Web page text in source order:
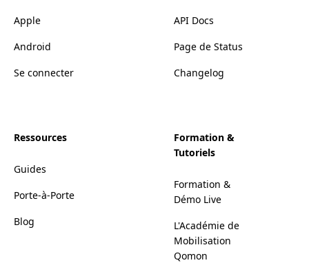
Apple
Android
Se connecter
API Docs
Page de Status
Changelog
Ressources
Guides
Porte-à-Porte
Blog
Formation &
Tutoriels
Formation &
Démo Live
L'Académie de
Mobilisation
Qomon